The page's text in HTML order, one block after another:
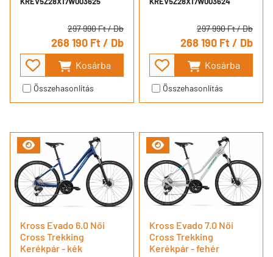
297 990 Ft/ Db
268 190 Ft/ Db
Kosárba
Összehasonlítás
297 990 Ft/ Db
268 190 Ft/ Db
Kosárba
Összehasonlítás
Kross Evado 6.0 Női
Cross Trekking
Kerékpár - kék
Kross Evado 7.0 Női
Cross Trekking
Kerékpár - fehér